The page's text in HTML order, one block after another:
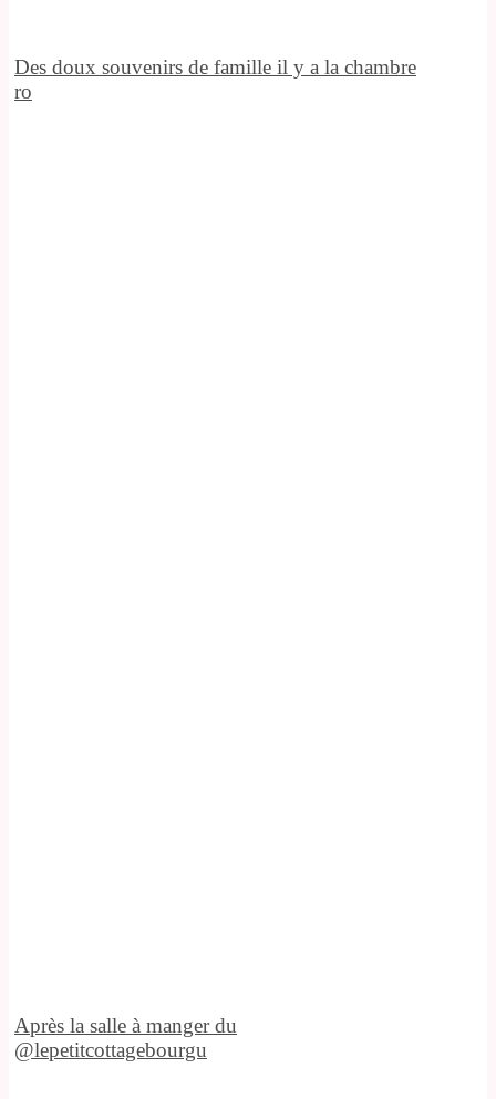
Des doux souvenirs de famille il y a la chambre
ro
Après la salle à manger du
@lepetitcottagebourgu